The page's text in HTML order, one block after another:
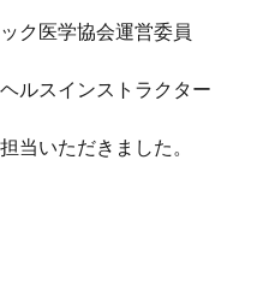
ク医学協会運営委員
ルスインストラクター
当いただきました。